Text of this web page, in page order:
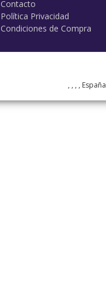
Contacto
Política Privacidad
Condiciones de Compra
, , , ,